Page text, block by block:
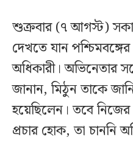
শুক্রবার (৭ আগস্ট)
দেখতে যান
অধিকারী। অভিনেতার
জানান, মিঠুন তাকে
হয়েছিলেন। তবে নিজের
প্রচার হোক, তা চাননি